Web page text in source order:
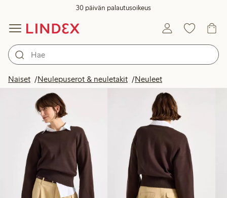
30 päivän palautusoikeus
Naiset Neulepuserot & neuletakit Neuleet
Tuotteet kuvassa